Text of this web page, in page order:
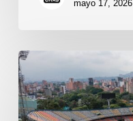
mayo 17, 2026
El
Atanasio
Girardot
inicia